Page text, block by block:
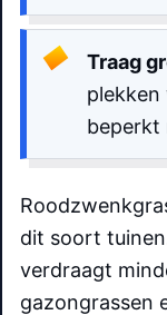
Traag
plekken
beperkt
dit soort
verdraagt
gazongrassen